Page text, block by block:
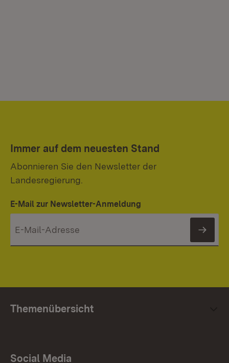
Immer auf dem neuesten Stand
Abonnieren Sie den Newsletter der
Landesregierung.
E-Mail zur Newsletter-Anmeldung
Themenübersicht
Social Media